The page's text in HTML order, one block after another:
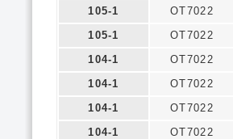
105-1
OT7022
105-1
OT7022
104-1
OT7022
104-1
OT7022
104-1
OT7022
104-1
OT7022